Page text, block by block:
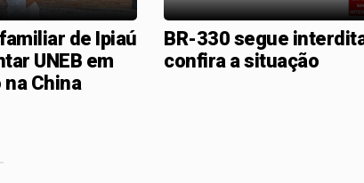
de Ipiaú
UNEB em
China
BR-330 segue
confira a situação